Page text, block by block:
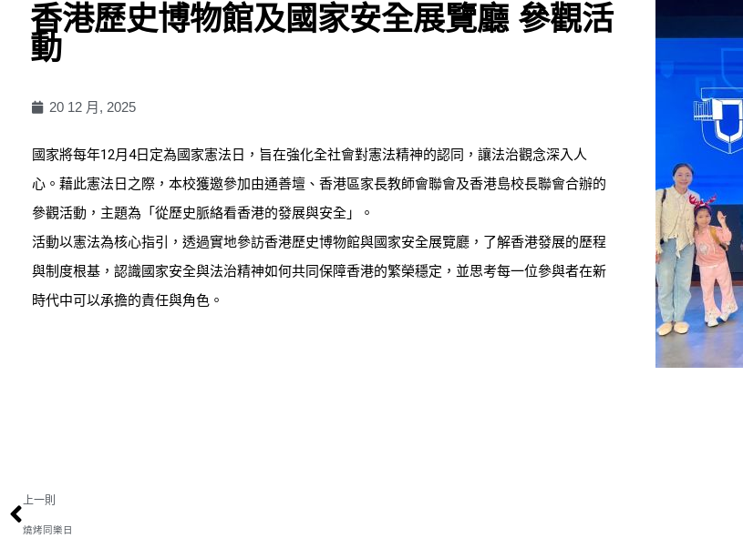
香港歷史博物館及國家安全展覽廳 參觀活
動
20 12 月, 2025
國家將每年12月4日定為國家憲法日，旨在強化全社會對憲法精神的認同，讓法治觀念深入人
心。藉此憲法日之際，本校獲邀參加由通善壇、香港區家長教師會聯會及香港島校長聯會合辦的
參觀活動，主題為「從歷史脈絡看香港的發展與安全」。
活動以憲法為核心指引，透過實地參訪香港歷史博物館與國家安全展覽廳，了解香港發展的歷程
與制度根基，認識國家安全與法治精神如何共同保障香港的繁榮穩定，並思考每一位參與者在新
時代中可以承擔的責任與角色。
上一則
燒烤同樂日